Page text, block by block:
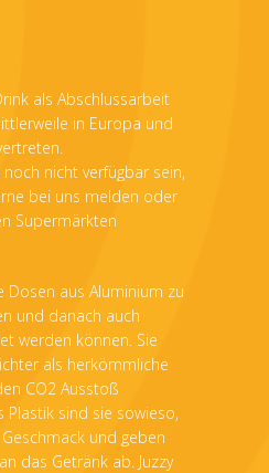
als Abschlussarbeit
in Europa und
noch nicht verfügbar sein,
bei uns melden oder
Supermärkten
Dosen aus Aluminium zu
und danach auch
werden können. Sie
als herkömmliche
CO2 Ausstoß
Plastik sind sie sowieso,
und geben
das Getränk ab. Juzzy